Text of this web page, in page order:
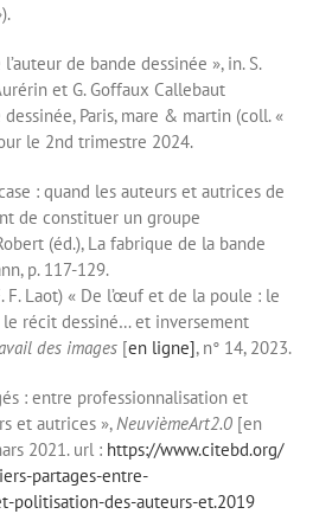
de bande dessinée », in. S.
et G. Goffaux Callebaut
Paris, mare & martin (coll. «
le 2nd trimestre 2024.
: quand les auteurs et autrices de
de constituer un groupe
(éd.), La fabrique de la bande
p. 117-129.
F. Laot) « De l’œuf et de la poule : le
récit dessiné… et inversement
des images [en ligne], n° 14, 2023.
: entre professionnalisation et
et autrices », NeuvièmeArt2.0 [en
2021. url : https://www.citebd.org/
partages-entre-
politisation-des-auteurs-et.2019